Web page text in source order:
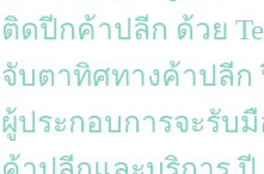
ติดปีกค้าปลีก ด้วย
จับตาทิศทางค้าปลีก
ผู้ประกอบการจะรับ